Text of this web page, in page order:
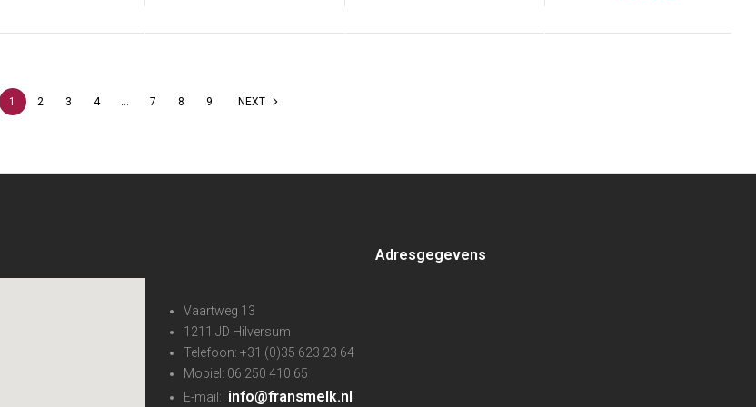
1 2 3 4 … 7 8 9 NEXT
Adresgegevens
Vaartweg 13
1211 JD Hilversum
Telefoon: +31 (0)35 623 23 64
Mobiel: 06 250 410 65
E-mail: info@fransmelk.nl